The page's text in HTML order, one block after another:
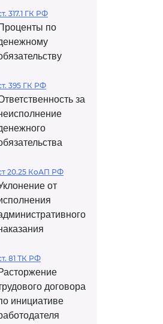
317.1 ГК РФ
по
395 ГК РФ
за
20.25 КоАП РФ
от
81 ТК РФ
договора
инициативе